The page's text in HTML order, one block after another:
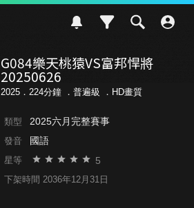
G084樂天桃猿VS富邦悍將
20250626
2025．224分鐘 ． 普遍級 ．HD畫質
類型 2025六月完整賽事
發音 國語
星等 5
下架時間 2036年12月31日